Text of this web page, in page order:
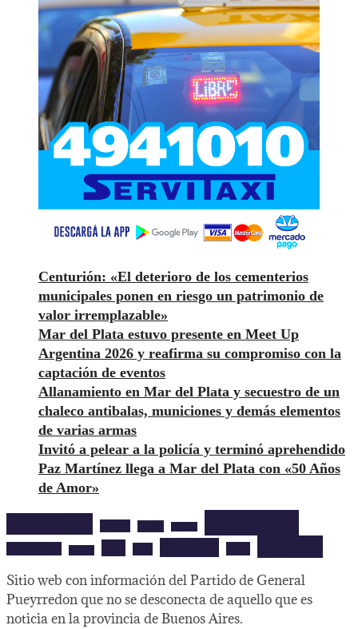
Centurión: «El deterioro de los cementerios
municipales ponen en riesgo un patrimonio de
valor irremplazable»
Mar del Plata estuvo presente en Meet Up
Argentina 2026 y reafirma su compromiso con la
captación de eventos
Allanamiento en Mar del Plata y secuestro de un
chaleco antibalas, municiones y demás elementos
de varias armas
Invitó a pelear a la policía y terminó aprehendido
Paz Martínez llega a Mar del Plata con «50 Años
de Amor»
Sitio web con información del Partido de General
Pueyrredon que no se desconecta de aquello que es
noticia en la provincia de Buenos Aires.